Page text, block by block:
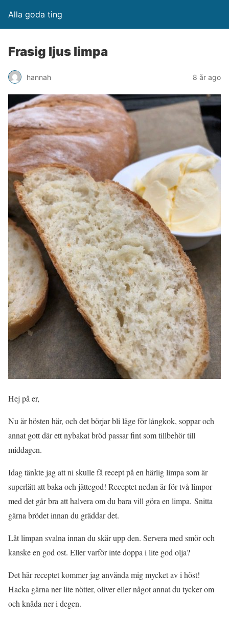
Alla goda ting
Frasig ljus limpa
hannah 8 år ago
Hej på er,
Nu är hösten här, och det börjar bli läge för långkok, soppar och
annat gott där ett nybakat bröd passar fint som tillbehör till
middagen.
Idag tänkte jag att ni skulle få recept på en härlig limpa som är
superlätt att baka och jättegod! Receptet nedan är för två limpor
med det går bra att halvera om du bara vill göra en limpa. Snitta
gärna brödet innan du gräddar det.
Låt limpan svalna innan du skär upp den. Servera med smör och
kanske en god ost. Eller varför inte doppa i lite god olja?
Det här receptet kommer jag använda mig mycket av i höst!
Hacka gärna ner lite nötter, oliver eller något annat du tycker om
och knåda ner i degen.